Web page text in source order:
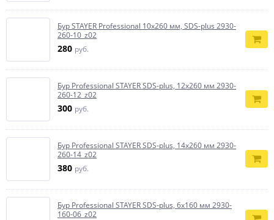
Бур STAYER Professional 10х260 мм, SDS-plus 2930-
260-10_z02
280 руб.
Бур Professional STAYER SDS-plus, 12x260 мм 2930-
260-12_z02
300 руб.
Бур Professional STAYER SDS-plus, 14x260 мм 2930-
260-14_z02
380 руб.
Бур Professional STAYER SDS-plus, 6x160 мм 2930-
160-06_z02